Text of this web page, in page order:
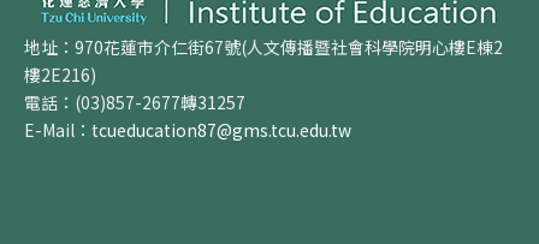
地址：970花蓮市介仁街67號(人文傳播暨社會科學院明心樓E棟2
樓2E216)
電話：(03)857-2677轉31257
E-Mail： tcueducation87@gms.tcu.edu.tw